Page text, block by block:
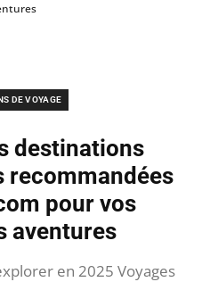
DE VOYAGE
destinations
recommandées
pour vos
aventures
en 2025 Voyages